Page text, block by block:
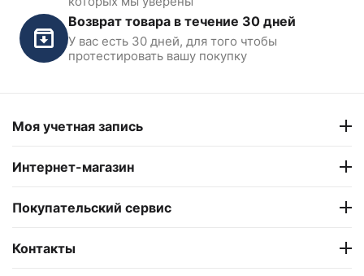
Возврат товара в течение 30 дней
У вас есть 30 дней, для того чтобы
протестировать вашу покупку
Моя учетная запись
Интернет-магазин
Покупательский сервис
Контакты